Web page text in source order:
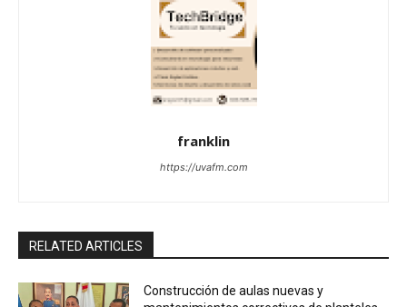
franklin
https://uvafm.com
RELATED ARTICLES
Construcción de aulas nuevas y